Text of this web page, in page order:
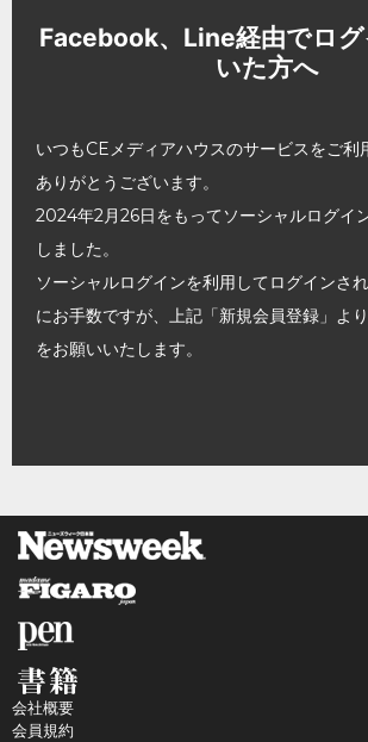
Facebook、Line経由でロ
いた方へ
いつもCEメディアハウスのサービスをご利
ありがとうございます。
2024年2月26日をもってソーシャルログイ
しました。
ソーシャルログインを利用してログインさ
にお手数ですが、上記「新規会員登録」よ
をお願いいたします。
会社概要
会員規約